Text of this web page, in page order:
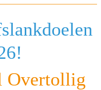
Overtollig